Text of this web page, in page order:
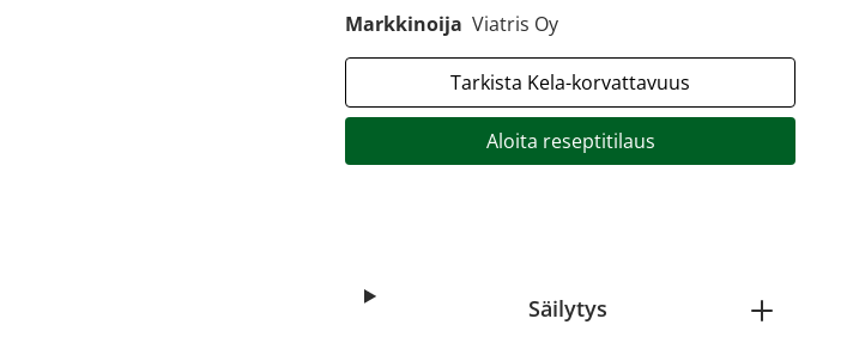
Markkinoija Viatris Oy
Tarkista Kela-korvattavuus
Aloita reseptitilaus
Säilytys